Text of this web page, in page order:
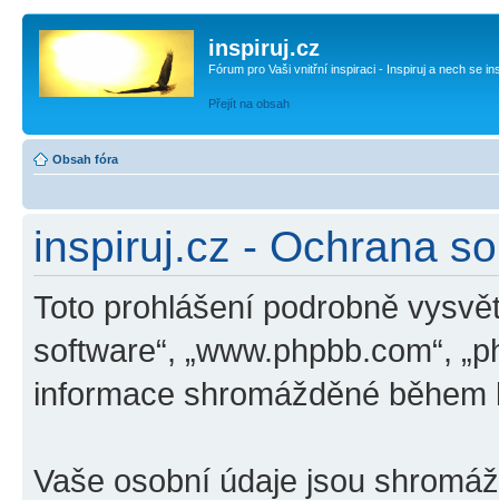
inspiruj.cz
Fórum pro Vaši vnitřní inspiraci - Inspiruj a nech se
Přejít na obsah
Obsah fóra
inspiruj.cz - Ochrana
Toto prohlášení podrobně
software“, „www.phpbb.com“,
informace shromážděné
Vaše osobní údaje jsou